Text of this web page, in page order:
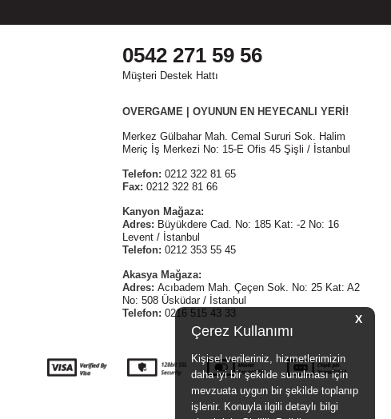
X
Çerez Kullanımı
Kişisel verileriniz, hizmetlerimizin
daha iyi bir şekilde sunulması için
mevzuata uygun bir şekilde toplanıp
işlenir. Konuyla ilgili detaylı bilgi
0542 271 59 56
Müşteri Destek Hattı
OVERGAME | OYUNUN EN HEYECANLI YERİ!
Merkez Gülbahar Mah. Cemal Sururi Sok. Halim
Meriç İş Merkezi No: 15-E Ofis 45 Şişli / İstanbul
Telefon: 0212 322 81 65
Fax: 0212 322 81 66
Kanyon Mağaza:
Adres: Büyükdere Cad. No: 185 Kat: -2 No: 16
Levent / İstanbul
Telefon: 0212 353 55 45
Akasya Mağaza:
Adres: Acıbadem Mah. Çeçen Sok. No: 25 Kat: A2
No: 508 Üsküdar / İstanbul
Telefon: 0216 515 43 33